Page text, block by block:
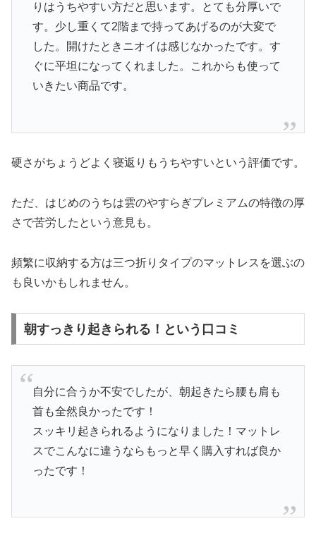
りはうちやすい方だと思います。とても分厚いで
す。少し重くて2階まで持ってあげるのが大変で
した。開けたときニオイは感じなかったです。す
ぐに平坦になってくれました。これからも使って
いきたい商品です。
硬さがちょうどよく寝返りもうちやすいという評価です。
ただ、はじめのうちは雲のやすらぎプレミアムの特徴の厚
さで苦労したという意見も。
頻繁に収納する方は三つ折りタイプのマットレスを選ぶの
も良いかもしれません。
朝すっきり起きられる！という口コミ
自分に合うか不安でしたが、朝起きたら腰も肩も
首も全然良かったです！
スッキリ起きられるようになりました！マットレ
スでこんなに違うならもっと早く購入すれば良か
ったです！